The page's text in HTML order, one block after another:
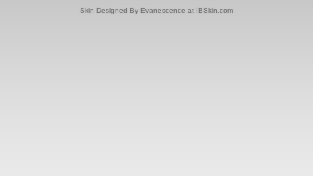
Skin Designed By Evanescence at IBSkin.com